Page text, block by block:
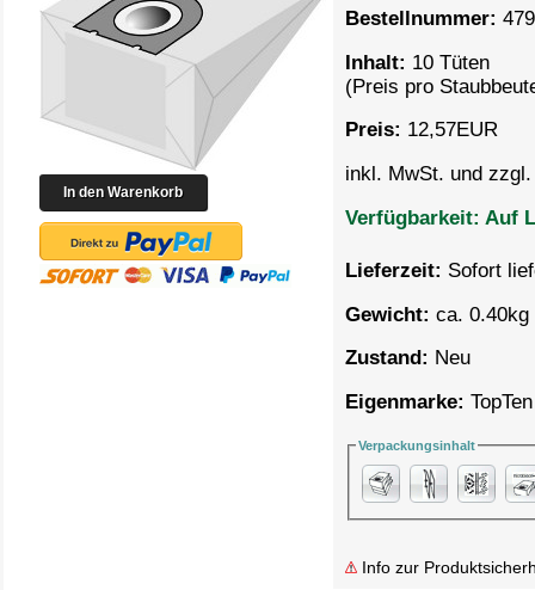
Bestellnummer:
Inhalt: 10 Tüten
(Preis pro
Preis: 12,57EUR
inkl. MwSt. und
Verfügbarkeit: Auf
Lieferzeit: Sofort
Gewicht: ca. 0.40kg
Zustand: Neu
Eigenmarke: TopTen
Verpackungsinhalt
Info zur